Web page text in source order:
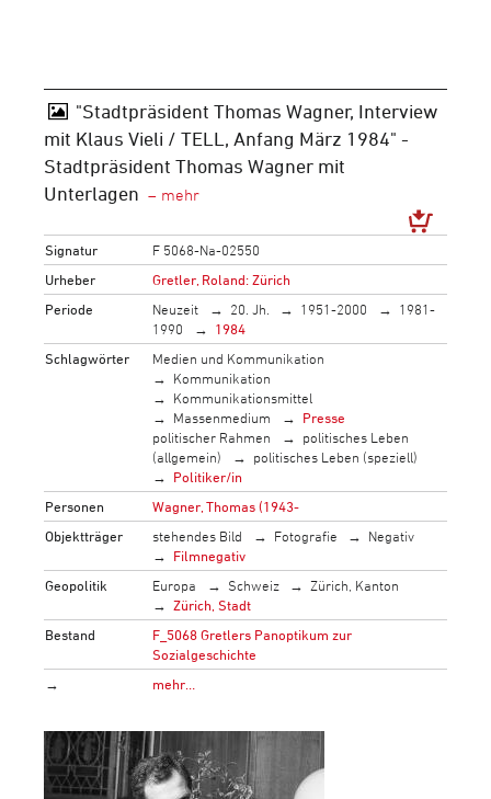
"Stadtpräsident Thomas Wagner, Interview
mit Klaus Vieli / TELL, Anfang März 1984" -
Stadtpräsident Thomas Wagner mit
Unterlagen
Signatur
F 5068-Na-02550
Urheber
Gretler, Roland: Zürich
Periode
Neuzeit 20. Jh. 1951-2000
1981-
1990
1984
Schlagwörter
Medien und Kommunikation
Kommunikation
Kommunikationsmittel
Massenmedium
Presse
politischer Rahmen
politisches Leben
(allgemein)
politisches Leben (speziell)
Politiker/in
Personen
Wagner, Thomas (1943-
Objektträger
stehendes Bild Fotografie
Negativ
Filmnegativ
Geopolitik
Europa Schweiz
Zürich, Kanton
Zürich, Stadt
Bestand
F_5068 Gretlers Panoptikum zur
Sozialgeschichte
→
mehr…